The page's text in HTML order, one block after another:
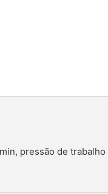
pressão de